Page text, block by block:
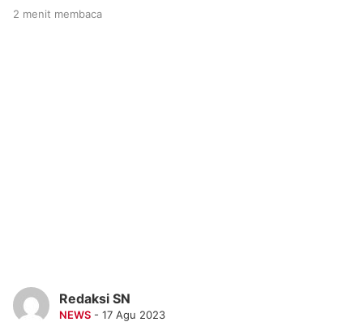
2 menit membaca
Redaksi SN
NEWS - 17 Agu 2023